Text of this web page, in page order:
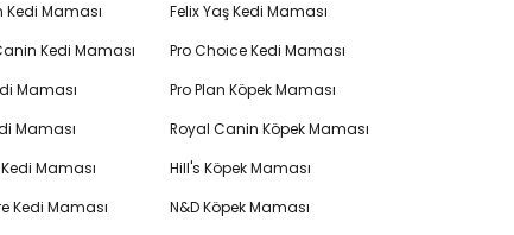
Kedi Maması
Kedi Maması
Maması
Maması
Maması
Kedi Maması
Felix Yaş Kedi Maması
Pro Choice Kedi Maması
Pro Plan Köpek Maması
Royal Canin Köpek Maması
Hill's Köpek Maması
N&D Köpek Maması